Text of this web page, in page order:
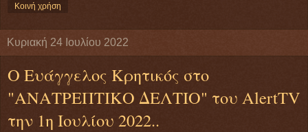
Κοινή χρήση
Κυριακή 24 Ιουλίου 2022
Ο Ευάγγελος Κρητικός στο
"ΑΝΑΤΡΕΠΤΙΚΟ ΔΕΛΤΙΟ" του AlertTV
την 1η Ιουλίου 2022..